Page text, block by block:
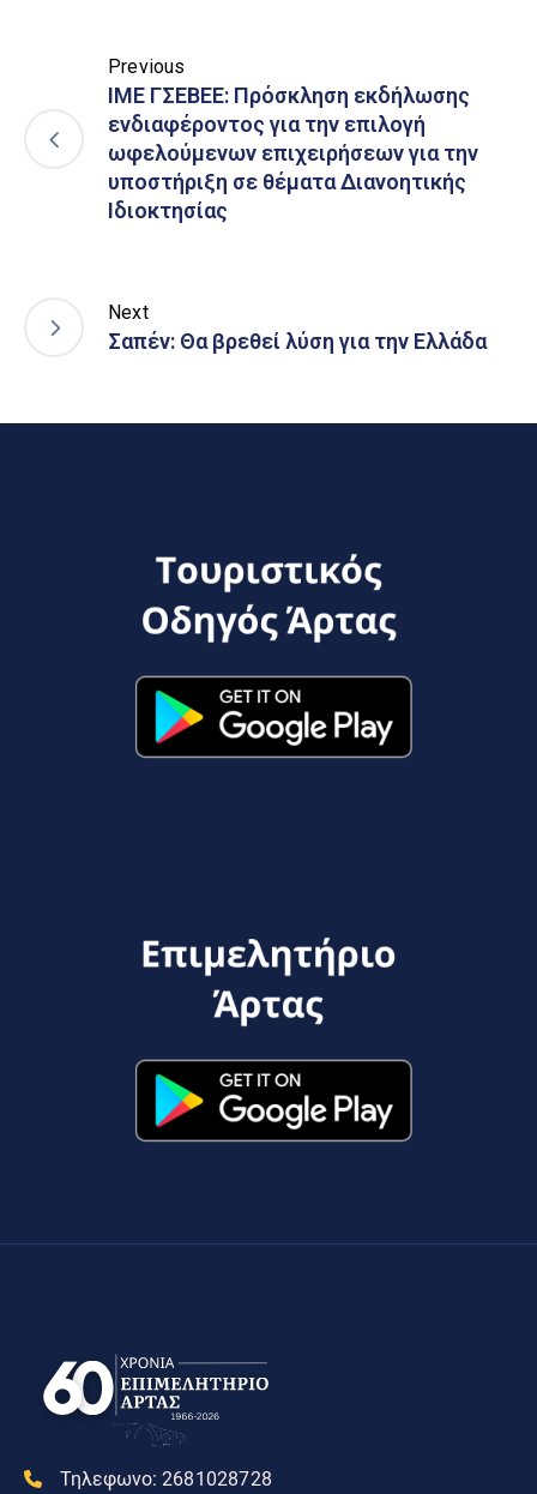
Previous
ΙΜΕ ΓΣΕΒΕΕ: Πρόσκληση εκδήλωσης
ενδιαφέροντος για την επιλογή
ωφελούμενων επιχειρήσεων για την
υποστήριξη σε θέματα Διανοητικής
Ιδιοκτησίας
Next
Σαπέν: Θα βρεθεί λύση για την Ελλάδα
Τηλεφωνο: 2681028728